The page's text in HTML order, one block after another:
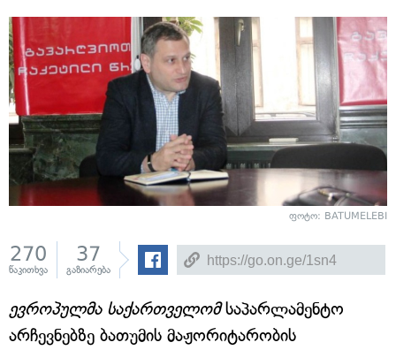
ფოტო: BATUMELEBI
270
წაკითხვა
37
გაზიარება
ევროპულმა საქართველომსაპარლამენტო
არჩევნებზე ბათუმის მაჟორიტარობის